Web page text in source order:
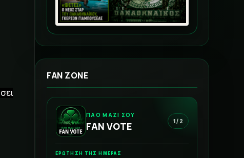
FAN ZONE
ΠΑΟ ΜΑΖΙ ΣΟΥ
FAN VOTE 1 / 2
ΕΡΩΤΗΣΗ ΤΗΣ ΗΜΕΡΑΣ